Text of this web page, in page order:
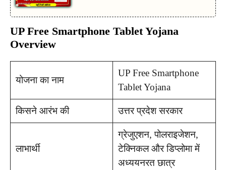
UP Free Smartphone Tablet Yojana
Overview
योजना का नाम
UP Free Smartphone
Tablet Yojana
किसने आरंभ की उत्तर प्रदेश सरकार
लाभार्थी
ग्रेजुएशन, पोलराइजेशन,
टेक्निकल और डिप्लोमा में
अध्ययनरत छात्र